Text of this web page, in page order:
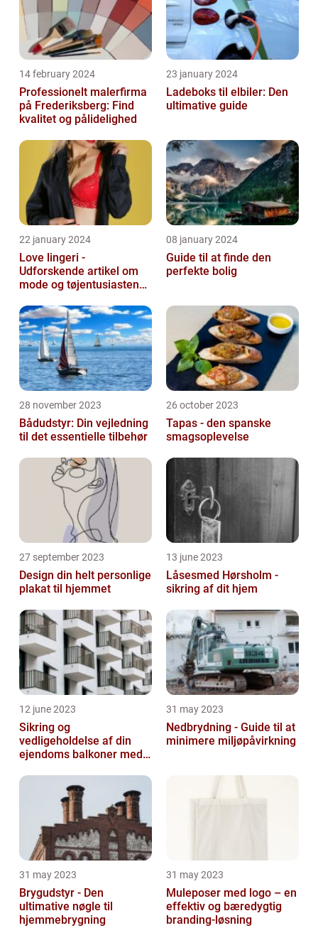
14 february 2024
Professionelt malerfirma
på Frederiksberg: Find
kvalitet og pålidelighed
23 january 2024
Ladeboks til elbiler: Den
ultimative guide
22 january 2024
Love lingeri -
Udforskende artikel om
mode og tøjentusiastens
08 january 2024
Guide til at finde den
perfekte bolig
28 november 2023
Bådudstyr: Din vejledning
til det essentielle tilbehør
26 october 2023
Tapas - den spanske
smagsoplevelse
27 september 2023
Design din helt personlige
plakat til hjemmet
13 june 2023
Låsesmed Hørsholm -
sikring af dit hjem
12 june 2023
Sikring og
vedligeholdelse af din
ejendoms balkoner med
31 may 2023
Nedbrydning - Guide til at
minimere miljøpåvirkning
31 may 2023
Brygudstyr - Den
ultimative nøgle til
hjemmebrygning
31 may 2023
Muleposer med logo – en
effektiv og bæredygtig
branding-løsning